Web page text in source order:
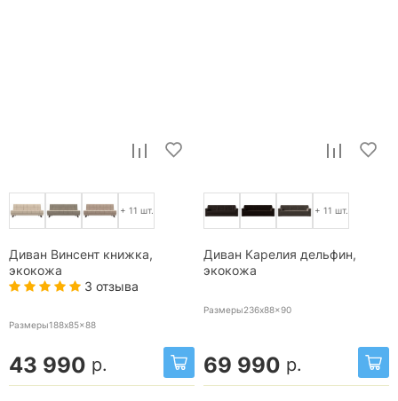
+ 11 шт.
Диван Винсент книжка,
экокожа
3 отзыва
Размеры188x85x88
43 990 р.
+ 11 шт.
Диван Карелия дельфин,
экокожа
Размеры236x88x90
69 990 р.